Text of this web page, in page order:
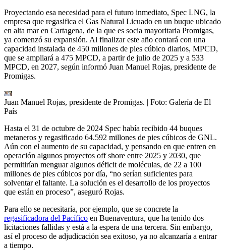
Proyectando esa necesidad para el futuro inmediato, Spec LNG, la
empresa que regasifica el Gas Natural Licuado en un buque ubicado
en alta mar en Cartagena, de la que es socia mayoritaria Promigas,
ya comenzó su expansión. Al finalizar este año contará con una
capacidad instalada de 450 millones de pies cúbico diarios, MPCD,
que se ampliará a 475 MPCD, a partir de julio de 2025 y a 533
MPCD, en 2027, según informó Juan Manuel Rojas, presidente de
Promigas.
Juan Manuel Rojas, presidente de Promigas. | Foto: Galería de El
País
Hasta el 31 de octubre de 2024 Spec había recibido 44 buques
metaneros y regasificado 64.592 millones de pies cúbicos de GNL.
Aún con el aumento de su capacidad, y pensando en que entren en
operación algunos proyectos off shore entre 2025 y 2030, que
permitirían menguar algunos déficit de moléculas, de 22 a 100
millones de pies cúbicos por día, “no serían suficientes para
solventar el faltante. La solución es el desarrollo de los proyectos
que están en proceso”, aseguró Rojas.
Para ello se necesitaría, por ejemplo, que se concrete la
regasificadora del Pacífico en Buenaventura, que ha tenido dos
licitaciones fallidas y está a la espera de una tercera. Sin embargo,
así el proceso de adjudicación sea exitoso, ya no alcanzaría a entrar
a tiempo.